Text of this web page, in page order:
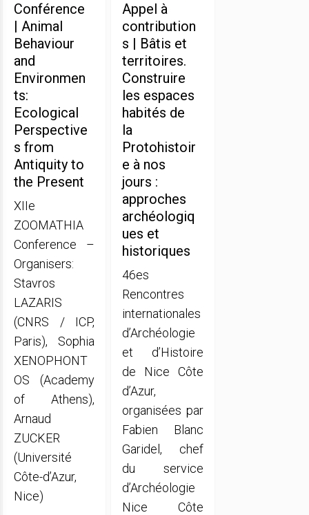
Conférence
| Animal
Behaviour
and
Environmen
ts:
Ecological
Perspective
s from
Antiquity to
the Present
XIIe
ZOOMATHIA
Conference –
Organisers:
Stavros
LAZARIS
(CNRS / ICP,
Paris), Sophia
XENOPHONT
OS (Academy
of Athens),
Arnaud
ZUCKER
(Université
Côte-d’Azur,
Nice)
Appel à
contribution
s | Bâtis et
territoires.
Construire
les espaces
habités de
la
Protohistoir
e à nos
jours :
approches
archéologiq
ues et
historiques
46es
Rencontres
internationales
d’Archéologie
et d’Histoire
de Nice Côte
d’Azur,
organisées par
Fabien Blanc
Garidel, chef
du service
d’Archéologie
Nice Côte